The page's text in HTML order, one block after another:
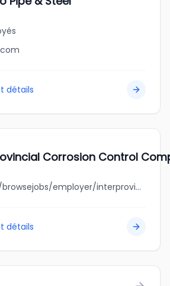
détails
Corrosion Control
jobbank.gc.ca/browsejobs/employer/interprovincial+corrosion+control+company+limited/ca
détails